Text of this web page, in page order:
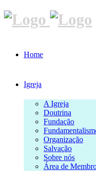
Home
Igreja
A Igreja
Doutrina
Fundação
Organização
Salvação
Sobre nós
Área de